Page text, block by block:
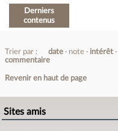
Derniers
contenus
Trier par : date note intérêt
commentaire
Revenir en haut de page
Sites amis